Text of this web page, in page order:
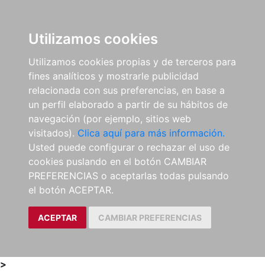
Utilizamos cookies
Utilizamos cookies propias y de terceros para
fines analíticos y mostrarle publicidad
relacionada con sus preferencias, en base a
un perfil elaborado a partir de su hábitos de
navegación (por ejemplo, sitios web
visitados). Clica aquí para más información.
Usted puede configurar o rechazar el uso de
cookies puslando en el botón CAMBIAR
PREFERENCIAS o aceptarlas todas pulsando
el botón ACEPTAR.
ACEPTAR CAMBIAR PREFERENCIAS
>